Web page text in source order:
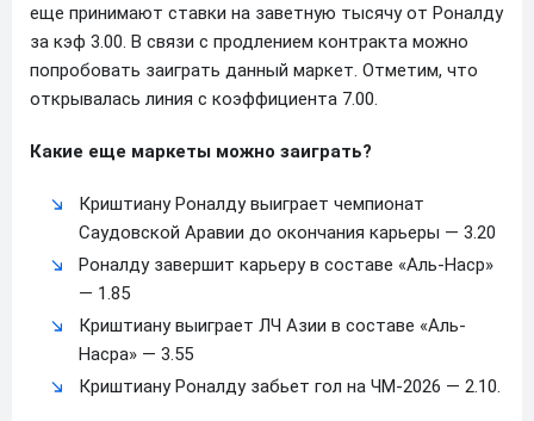
еще принимают ставки на заветную тысячу от Роналду
за кэф 3.00. В связи с продлением контракта можно
попробовать заиграть данный маркет. Отметим, что
открывалась линия с коэффициента 7.00.
Какие еще маркеты можно заиграть?
Криштиану Роналду выиграет чемпионат
Саудовской Аравии до окончания карьеры — 3.20
Роналду завершит карьеру в составе «Аль-Наср»
— 1.85
Криштиану выиграет ЛЧ Азии в составе «Аль-
Насра» — 3.55
Криштиану Роналду забьет гол на ЧМ-2026 — 2.10.